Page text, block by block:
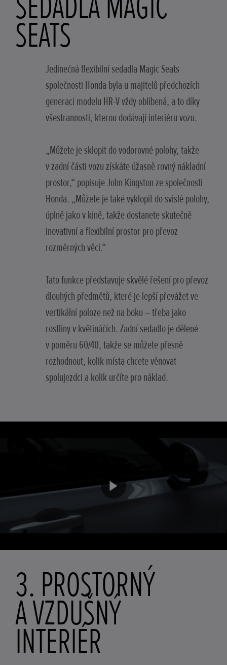
SEATS
Jedinečná flexibilní sedadla Magic Seats
společnosti Honda byla u majitelů předchozích
generací modelu HR-V vždy oblíbená, a to díky
všestrannosti, kterou dodávají interiéru vozu.
„Můžete je sklopit do vodorovné polohy, takže
v zadní části vozu získáte úžasně rovný nákladní
prostor,“ popisuje John Kingston ze společnosti
Honda. „Můžete je také vyklopit do svislé polohy,
úplně jako v kině, takže dostanete skutečně
inovativní a flexibilní prostor pro převoz
rozměrných věcí.“
Tato funkce představuje skvělé řešení pro převoz
dlouhých předmětů, které je lepší převážet ve
vertikální poloze než na boku – třeba jako
rostliny v květináčích. Zadní sedadlo je dělené
v poměru 60/40, takže se můžete přesně
rozhodnout, kolik místa chcete věnovat
spolujezdci a kolik určíte pro náklad.
3. PROSTORNÝ
A VZDUŠNÝ
INTERIÉR